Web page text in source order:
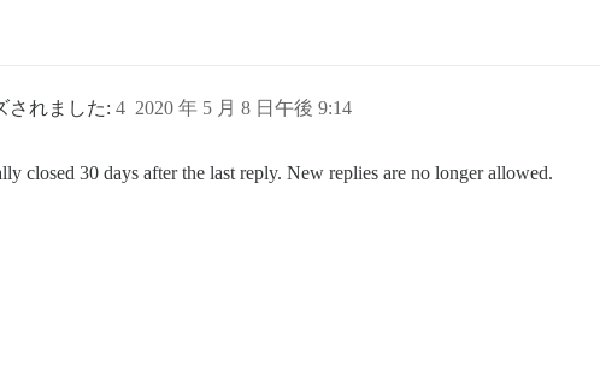
されました: 2020 年 5 月 8 日午後 9:14
4
closed 30 days after the last reply. New replies are no longer allowed.